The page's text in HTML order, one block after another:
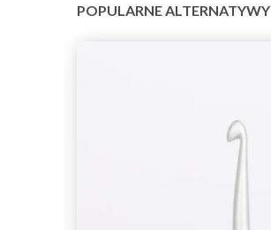
POPULARNE ALTERNATYWY